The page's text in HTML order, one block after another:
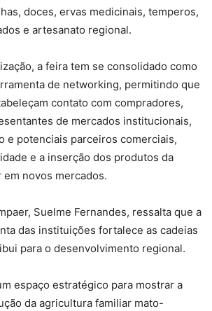
doces, ervas medicinais, temperos,
e artesanato regional.
a feira tem se consolidado como
de networking, permitindo que
contato com compradores,
de mercados institucionais,
e potenciais parceiros comerciais,
e a inserção dos produtos da
novos mercados.
Suelme Fernandes, ressalta que a
das instituições fortalece as cadeias
para o desenvolvimento regional.
espaço estratégico para mostrar a
da agricultura familiar mato-